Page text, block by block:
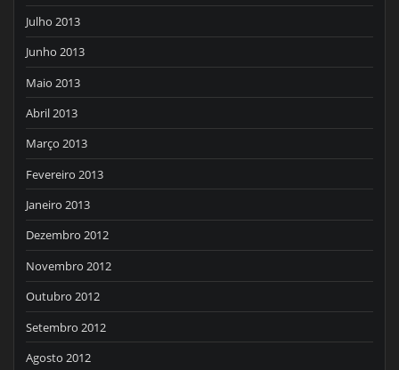
Julho 2013
Junho 2013
Maio 2013
Abril 2013
Março 2013
Fevereiro 2013
Janeiro 2013
Dezembro 2012
Novembro 2012
Outubro 2012
Setembro 2012
Agosto 2012